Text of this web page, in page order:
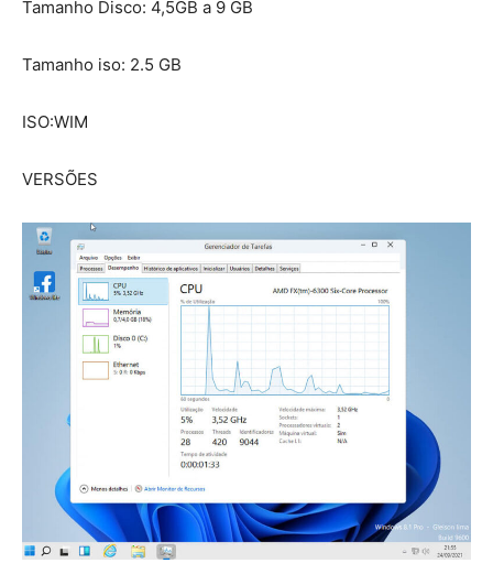
Tamanho Disco: 4,5GB a 9 GB
Tamanho iso: 2.5 GB
ISO:WIM
VERSÕES